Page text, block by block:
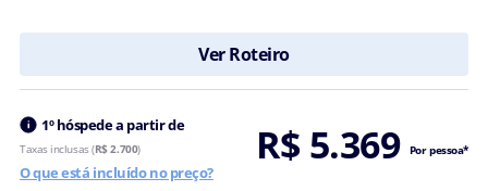
Ver Roteiro
1º hóspede a partir de R$ 5.369 Por pessoa*
Taxas inclusas (R$ 2.700)
O que está incluído no preço?